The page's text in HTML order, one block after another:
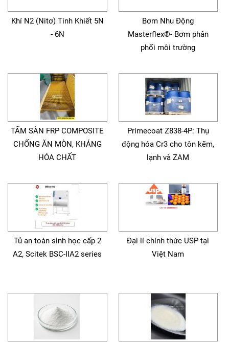
Khí N2 (Nitơ) Tinh Khiết 5N
- 6N
Bơm Nhu Động
Masterflex®- Bơm phân
phối môi trường
TẤM SÀN FRP COMPOSITE
CHỐNG ĂN MÒN, KHÁNG
HÓA CHẤT
Primecoat Z838-4P: Thụ
động hóa Cr3 cho tôn kẽm,
lạnh và ZAM
Tủ an toàn sinh học cấp 2
A2, Scitek BSC-IIA2 series
Đại lí chính thức USP tại
Việt Nam